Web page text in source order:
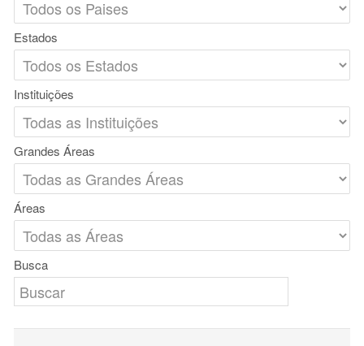
Estados
Instituições
Grandes Áreas
Áreas
Busca